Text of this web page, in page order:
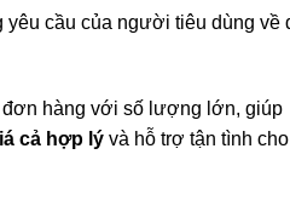
cầu của người tiêu dùng về
đơn hàng với số lượng lớn, giúp
cả hợp lý và hỗ trợ tận tình cho